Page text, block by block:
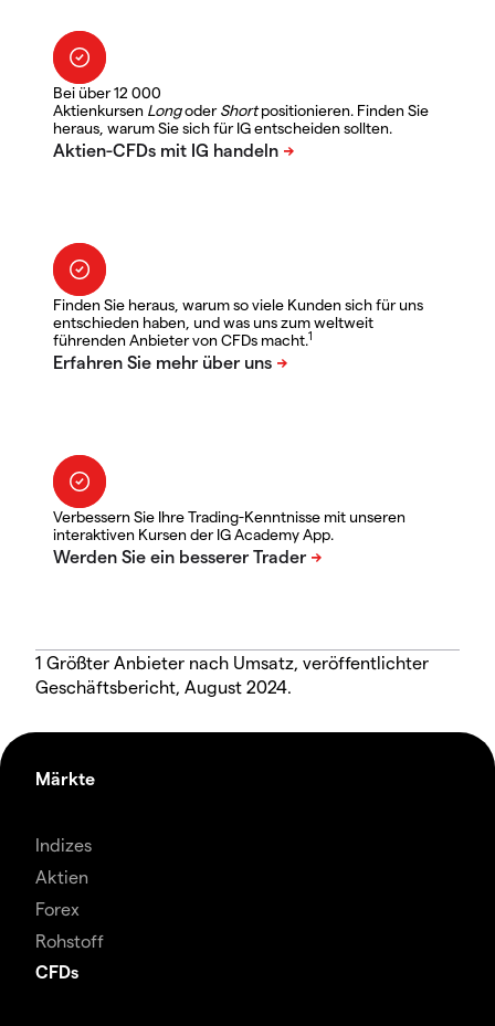
Bei über 12 000
Aktienkursen LongoderShortpositionieren. Finden Sie
heraus, warum Sie sich für IG entscheiden sollten.
Finden Sie heraus, warum so viele Kunden sich für uns
entschieden haben, und was uns zum weltweit
führenden Anbieter von CFDs macht.1
Verbessern Sie Ihre Trading-Kenntnisse mit unseren
interaktiven Kursen der IG Academy App.
1 Größter Anbieter nach Umsatz, veröffentlichter
Geschäftsbericht, August 2024.
Märkte
Indizes
Aktien
Forex
Rohstoff
CFDs